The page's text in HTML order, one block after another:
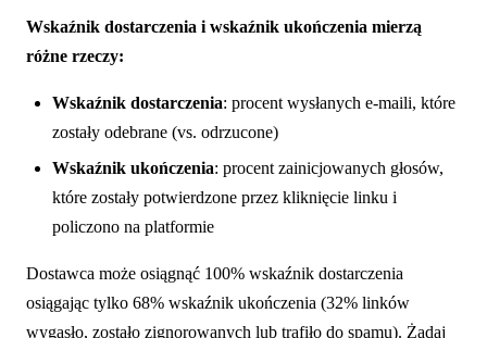
Wskaźnik dostarczenia i wskaźnik ukończenia mierzą
różne rzeczy:
Wskaźnik dostarczenia: procent wysłanych e-maili, które
zostały odebrane (vs. odrzucone)
Wskaźnik ukończenia: procent zainicjowanych głosów,
które zostały potwierdzone przez kliknięcie linku i
policzono na platformie
Dostawca może osiągnąć 100% wskaźnik dostarczenia
osiągając tylko 68% wskaźnik ukończenia (32% linków
wygasło, zostało zignorowanych lub trafiło do spamu). Żądaj